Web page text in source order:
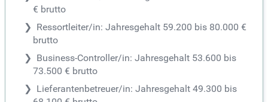
€ brutto
Ressortleiter/in: Jahresgehalt 59.200 bis 80.000 €
brutto
Business-Controller/in: Jahresgehalt 53.600 bis
73.500 € brutto
Lieferantenbetreuer/in: Jahresgehalt 49.300 bis